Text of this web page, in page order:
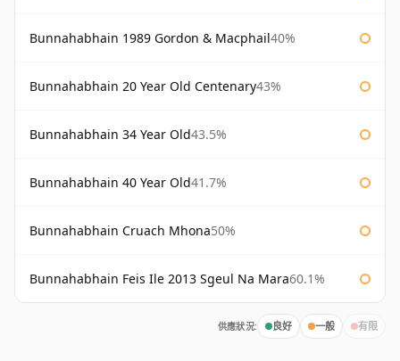
Bunnahabhain 1989 Gordon & Macphail40%
Bunnahabhain 20 Year Old Centenary43%
Bunnahabhain 34 Year Old43.5%
Bunnahabhain 40 Year Old41.7%
Bunnahabhain Cruach Mhona50%
Bunnahabhain Feis Ile 2013 Sgeul Na Mara60.1%
供應狀況: 良好 一般 有限